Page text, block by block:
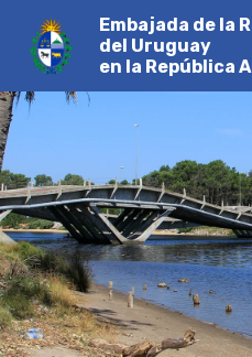
Embajada de la
del Uruguay
en la República